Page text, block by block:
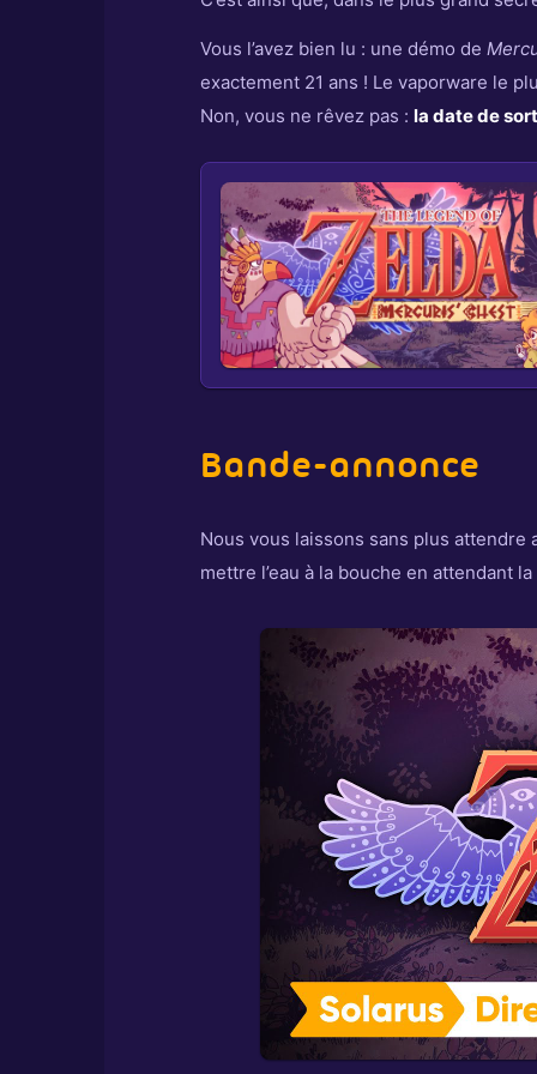
Vous l’avez bien lu : une démo de
exactement 21 ans ! Le vaporware le
Non, vous ne rêvez pas : la date de
Bande-annonce
Nous vous laissons sans plus
mettre l’eau à la bouche en attendant